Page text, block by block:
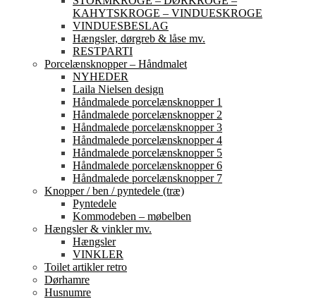
KAHYTSKROGE – VINDUESKROGE
VINDUESBESLAG
Hængsler, dørgreb & låse mv.
RESTPARTI
Porcelænsknopper – Håndmalet
NYHEDER
Laila Nielsen design
Håndmalede porcelænsknopper 1
Håndmalede porcelænsknopper 2
Håndmalede porcelænsknopper 3
Håndmalede porcelænsknopper 4
Håndmalede porcelænsknopper 5
Håndmalede porcelænsknopper 6
Håndmalede porcelænsknopper 7
Knopper / ben / pyntedele (træ)
Pyntedele
Kommodeben – møbelben
Hængsler & vinkler mv.
Hængsler
VINKLER
Toilet artikler retro
Dørhamre
Husnumre